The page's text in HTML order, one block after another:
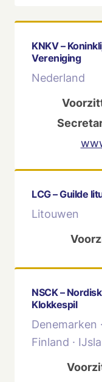
KNKV –
Vereniging
Nederland
LCG – Guilde
Litouwen
NSCK –
Klokkespil
Denemarken
Finland ·